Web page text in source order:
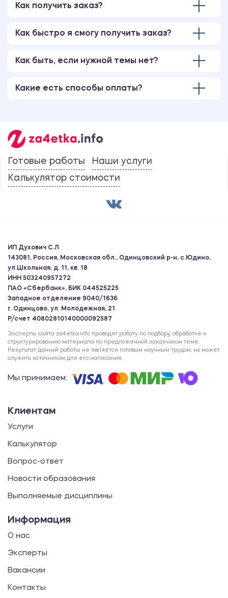
Как получить заказ?
Как быстро я смогу получить заказ?
Как быть, если нужной темы нет?
Какие есть способы оплаты?
Готовые работы
Наши услуги
Калькулятор стоимости
ИП Духович С.Л
143081, Россия, Московская обл., Одинцовский р-н, с.Юдино,
ул.Школьная, д. 11, кв. 18
ИНН 503240957272
ПАО «Сбербанк», БИК 044525225
Западное отделение 9040/1636
г. Одинцово, ул. Молодежная, 21
Р/счет 40802810140000092587
Эксперты сайта za4etka.info проводят работу по подбору, обработке и
структурированию материала по предложенной заказчиком теме.
Результат данной работы не является готовым научным трудом, но может
служить источником для его написания.
Мы принимаем:
Клиентам
Услуги
Калькулятор
Вопрос-ответ
Новости образования
Выполняемые дисциплины
Информация
О нас
Эксперты
Вакансии
Контакты